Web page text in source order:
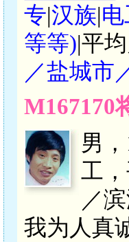
专|汉族|
等等)|平
／盐城市
M167170
男
工
／
我为人真